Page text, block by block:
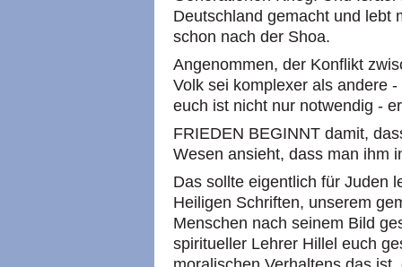
Deutschland gemacht und lebt
schon nach der Shoa.
Angenommen, der Konflikt
Volk sei komplexer als andere
euch ist nicht nur notwendig -
FRIEDEN BEGINNT damit,
Wesen ansieht, dass man ihm
Das sollte eigentlich für Juden
Heiligen Schriften, unserem
Menschen nach seinem Bild
spiritueller Lehrer Hillel euch